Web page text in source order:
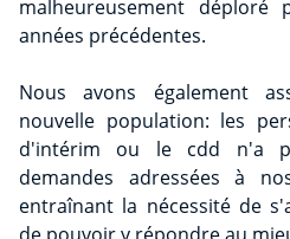
malheureusement
années précédentes.
Nous avons également
nouvelle population: les
d'intérim ou le cdd n'a
demandes adressées à
entraînant la nécessité de